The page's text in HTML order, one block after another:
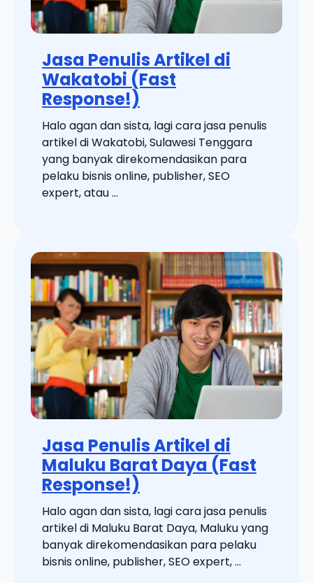
Jasa Penulis Artikel di
Wakatobi (Fast
Response!)
Halo agan dan sista, lagi cara jasa penulis
artikel di Wakatobi, Sulawesi Tenggara
yang banyak direkomendasikan para
pelaku bisnis online, publisher, SEO
expert, atau ...
Jasa Penulis Artikel di
Maluku Barat Daya (Fast
Response!)
Halo agan dan sista, lagi cara jasa penulis
artikel di Maluku Barat Daya, Maluku yang
banyak direkomendasikan para pelaku
bisnis online, publisher, SEO expert, ...